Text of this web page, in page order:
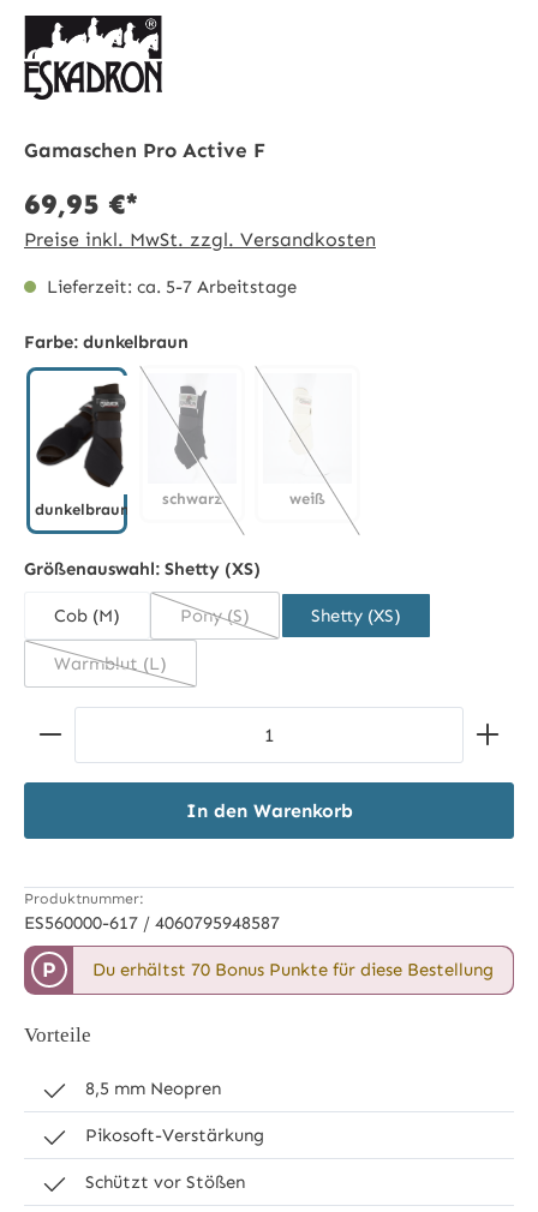
Gamaschen Pro Active F
69,95 €*
Preise inkl. MwSt. zzgl. Versandkosten
Lieferzeit: ca. 5-7 Arbeitstage
Farbe: dunkelbraun
dunkelbraun
schwarz
schwarz
(Diese Option ist zurzeit nicht verfügbar.)
weiß
(Diese Option ist zurzeit nicht
Größenauswahl: Shetty (XS)
Cob (M) Pony (S)
(Diese Option ist zurzeit nicht verfügbar.)
Shetty (XS)
Warmblut (L)
(Diese Option ist zurzeit nicht verfügbar.)
Produkt Anzahl: Gib den gewünschten Wert ein
In den Warenkorb
Produktnummer:
ES560000-617 / 4060795948587
P Du erhältst 70 Bonus Punkte für diese Bestellung
Vorteile
8,5 mm Neopren
Pikosoft-Verstärkung
Schützt vor Stößen